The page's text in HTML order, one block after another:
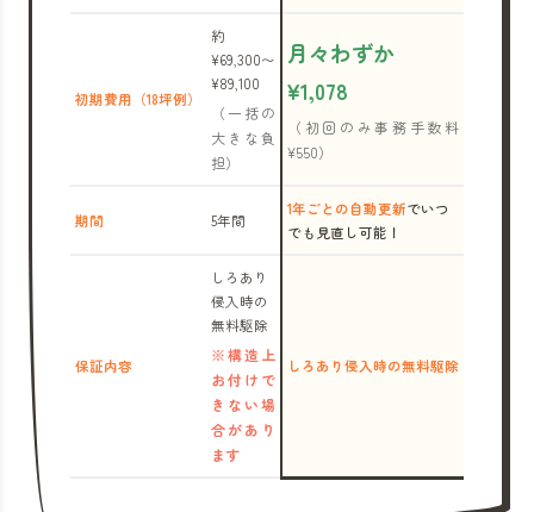
初期費用（18坪例）
約
¥69,300〜
¥89,100
（一括の
大きな負
担）
月々わずか
¥1,078
（初回のみ事務手数料
¥550）
期間 5年間
1年ごとの自動更新でいつ
でも見直し可能！
保証内容
しろあり
侵入時の
無料駆除
※構造上
お付けで
きない場
合があり
ます
しろあり侵入時の無料駆除